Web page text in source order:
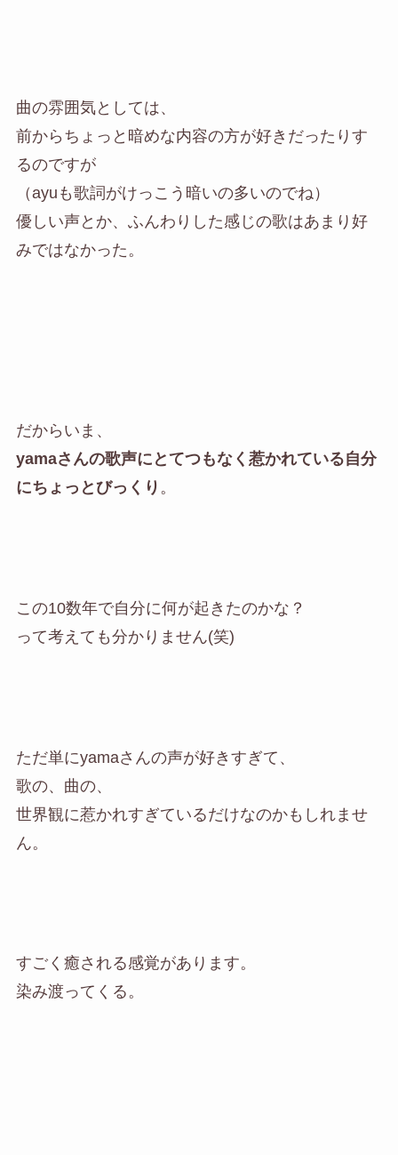
曲の雰囲気としては、
前からちょっと暗めな内容の方が好きだったりす
るのですが
（ayuも歌詞がけっこう暗いの多いのでね）
優しい声とか、ふんわりした感じの歌はあまり好
みではなかった。
だからいま、
yamaさんの歌声にとてつもなく惹かれている自分
にちょっとびっくり 。
この10数年で自分に何が起きたのかな？
って考えても分かりません(笑)
ただ単にyamaさんの声が好きすぎて、
歌の、曲の、
世界観に惹かれすぎているだけなのかもしれませ
ん。
すごく癒される感覚があります。
染み渡ってくる。